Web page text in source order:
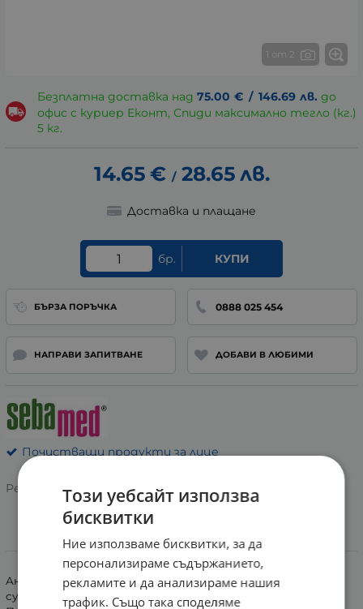
1 от 2
Безплатна доставка над 75.00 € / 146.69 лв. до
офис с куриер Еконт, Спиди максимално тегло (кг.)
5 кг.
14.65 € / 28.65 лв.
Доставка и плащане
бр. КУПИ
БЪРЗА ПОРЪЧКА 0888 025 454
НАПРАВИ ЗАПИТВАНЕ ДОБАВИ В ЛЮБИМИ
Почистващи продукти за лице
Рейтинг:
Информация
Антибактериалната почистваща пяна се използва
сутрин и вечер, след което се изплаква обилно с вода.
Този уебсайт използва
бисквитки
Ние използваме бисквитки, за да
персонализираме съдържанието,
рекламите и да анализираме нашия
трафик. Също така споделяме